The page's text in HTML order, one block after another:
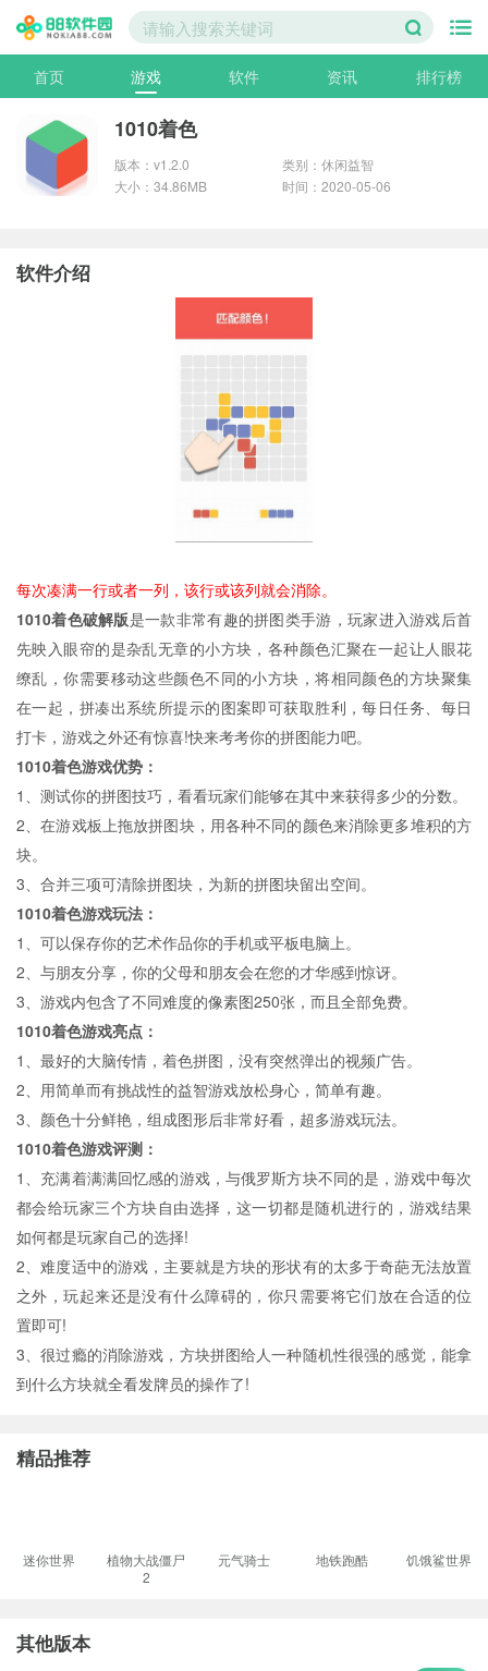
首页 游戏 软件 资讯 排行榜
1010着色
版本：v1.2.0
类别：休闲益智
大小：34.86MB
时间：2020-05-06
软件介绍
每次凑满一行或者一列，该行或该列就会消除。
1010着色破解版是一款非常有趣的拼图类手游，玩家进入游戏后首
先映入眼帘的是杂乱无章的小方块，各种颜色汇聚在一起让人眼花
缭乱，你需要移动这些颜色不同的小方块，将相同颜色的方块聚集
在一起，拼凑出系统所提示的图案即可获取胜利，每日任务、每日
打卡，游戏之外还有惊喜!快来考考你的拼图能力吧。
1010着色游戏优势：
1、测试你的拼图技巧，看看玩家们能够在其中来获得多少的分数。
2、在游戏板上拖放拼图块，用各种不同的颜色来消除更多堆积的方
块。
3、合并三项可清除拼图块，为新的拼图块留出空间。
1010着色游戏玩法：
1、可以保存你的艺术作品你的手机或平板电脑上。
2、与朋友分享，你的父母和朋友会在您的才华感到惊讶。
3、游戏内包含了不同难度的像素图250张，而且全部免费。
1010着色游戏亮点：
1、最好的大脑传情，着色拼图，没有突然弹出的视频广告。
2、用简单而有挑战性的益智游戏放松身心，简单有趣。
3、颜色十分鲜艳，组成图形后非常好看，超多游戏玩法。
1010着色游戏评测：
1、充满着满满回忆感的游戏，与俄罗斯方块不同的是，游戏中每次
都会给玩家三个方块自由选择，这一切都是随机进行的，游戏结果
如何都是玩家自己的选择!
2、难度适中的游戏，主要就是方块的形状有的太多于奇葩无法放置
之外，玩起来还是没有什么障碍的，你只需要将它们放在合适的位
置即可!
3、很过瘾的消除游戏，方块拼图给人一种随机性很强的感觉，能拿
到什么方块就全看发牌员的操作了!
精品推荐
迷你世界
植物大战僵尸
2
元气骑士 地铁跑酷 饥饿鲨世界
其他版本